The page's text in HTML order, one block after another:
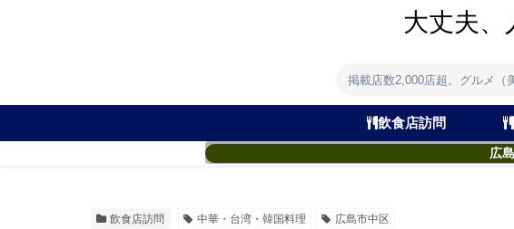
大丈夫、
掲載店数2,000店超。グルメ（
飲食店訪問
広
飲食店訪問 中華・台湾・韓国料理 広島市中区